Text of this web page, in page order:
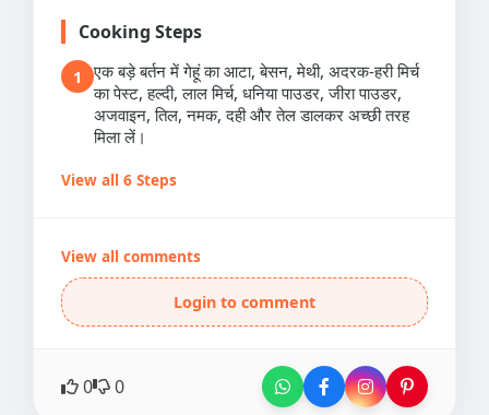
Cooking Steps
1
एक बड़े बर्तन में गेहूं का आटा, बेसन, मेथी, अदरक-हरी मिर्च
का पेस्ट, हल्दी, लाल मिर्च, धनिया पाउडर, जीरा पाउडर,
अजवाइन, तिल, नमक, दही और तेल डालकर अच्छी तरह
मिला लें।
View all 6 Steps
View all comments
Login to comment
0 0